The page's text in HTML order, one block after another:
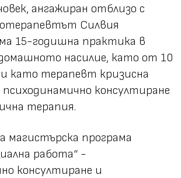
ангажиран отблизо с
Силвия
15-годишна практика в
насилие, като от 10
като терапевт кризисна
консултиране
терапия.
магистърска програма
работа“ -
консултиране и